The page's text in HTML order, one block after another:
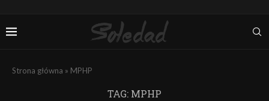
Strona główna » MPHP
TAG: MPHP